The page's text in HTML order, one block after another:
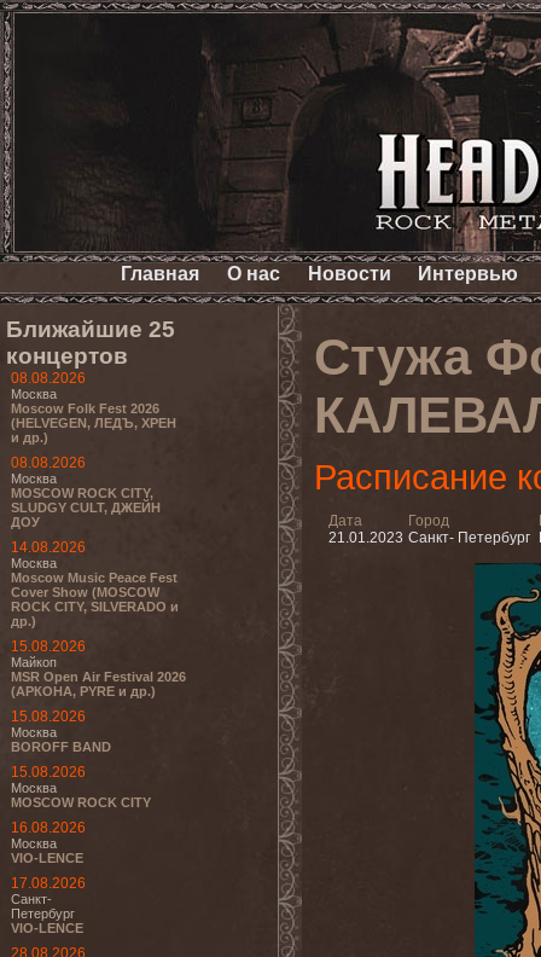
Главная О нас Новости Интервью
Ближайшие 25
концертов
08.08.2026
Москва
Moscow Folk Fest 2026
(HELVEGEN, ЛЕДЪ, ХРЕН
и др.)
08.08.2026
Москва
MOSCOW ROCK CITY,
SLUDGY CULT, ДЖЕЙН
ДОУ
14.08.2026
Москва
Moscow Music Peace Fest
Cover Show (MOSCOW
ROCK CITY, SILVERADO и
др.)
15.08.2026
Майкоп
MSR Open Air Festival 2026
(АРКОНА, PYRE и др.)
15.08.2026
Москва
BOROFF BAND
15.08.2026
Москва
MOSCOW ROCK CITY
16.08.2026
Москва
VIO-LENCE
17.08.2026
Санкт-
Петербург
VIO-LENCE
28.08.2026
Стужа
Расписание
Дата
21.01.2023
Город
Санкт- Петербург